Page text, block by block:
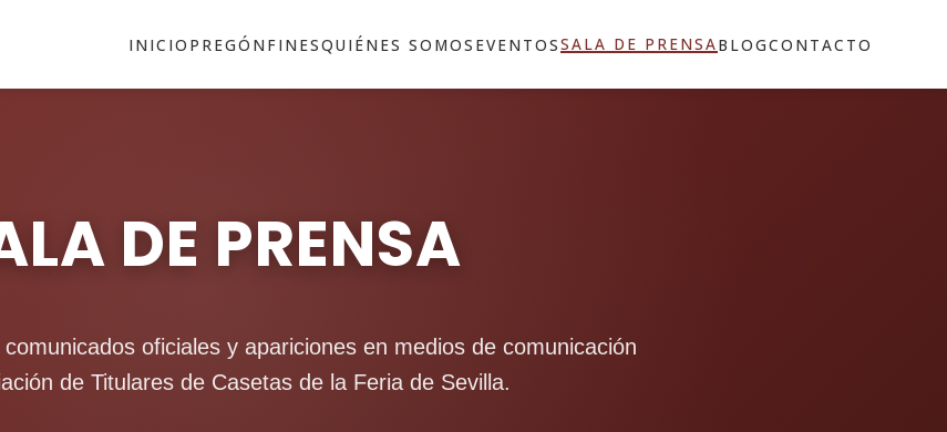
INICIO PREGÓN FINESQUIÉNES SOMOS EVENTOSSALA DE PRENSABLOGCONTACTO
DE PRENSA
oficiales y apariciones en medios de comunicación
de Titulares de Casetas de la Feria de Sevilla.